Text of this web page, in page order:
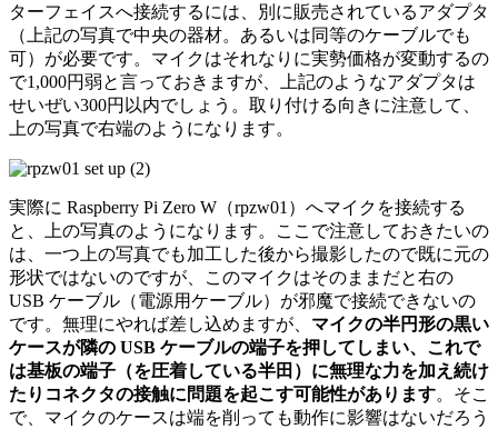
ターフェイスへ接続するには、別に販売されているアダプタ
（上記の写真で中央の器材。あるいは同等のケーブルでも
可）が必要です。マイクはそれなりに実勢価格が変動するの
で1,000円弱と言っておきますが、上記のようなアダプタは
せいぜい300円以内でしょう。取り付ける向きに注意して、
上の写真で右端のようになります。
実際に Raspberry Pi Zero W（rpzw01）へマイクを接続する
と、上の写真のようになります。ここで注意しておきたいの
は、一つ上の写真でも加工した後から撮影したので既に元の
形状ではないのですが、このマイクはそのままだと右の
USB ケーブル（電源用ケーブル）が邪魔で接続できないの
です。無理にやれば差し込めますが、 マイクの半円形の黒い
ケースが隣の USB ケーブルの端子を押してしまい、これで
は基板の端子（を圧着している半田）に無理な力を加え続け
たりコネクタの接触に問題を起こす可能性があります。そこ
で、マイクのケースは端を削っても動作に影響はないだろう